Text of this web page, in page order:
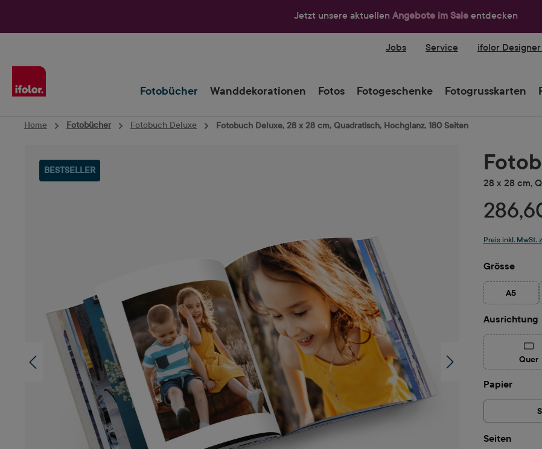
Jetzt unsere aktuellen Angebote im Sale entdecken
Jobs Service ifolor Designer
Fotobücher Wanddekorationen Fotos Fotogeschenke Fotogrusskarten
Home Fotobücher Fotobuch Deluxe Fotobuch Deluxe, 28 x 28 cm, Quadratisch, Hochglanz, 180 Seiten
BESTSELLER
28 x 28 cm,
Preis inkl. MwSt.
Grösse
A5
(Diese
Ausrichtung
Quer
Papier
Seiten